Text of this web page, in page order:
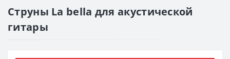
Струны La bella для акустической
гитары